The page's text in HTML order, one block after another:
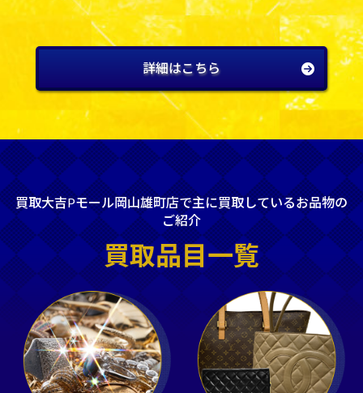
詳細はこちら
買取大吉Pモール岡山雄町店で主に買取しているお品物の
ご紹介
買取品目一覧